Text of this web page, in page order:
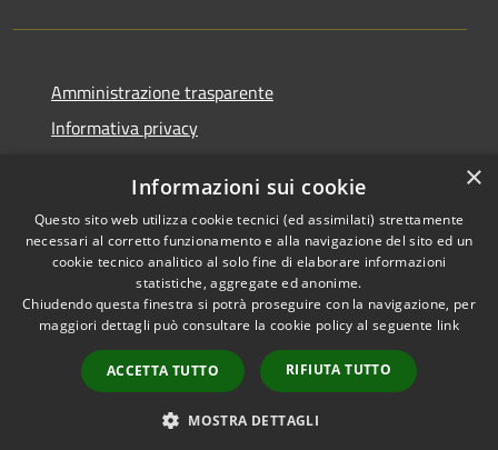
Amministrazione trasparente
Informativa privacy
Dichiarazione di accessibilità
RSS
Accessibilità
Copyright © 2026 • Comune di
Vaprio d'Adda • Powered by
Municipium•
Accesso
redazione
×
Informazioni sui cookie
Questo sito web utilizza cookie tecnici (ed assimilati) strettamente
necessari al corretto funzionamento e alla navigazione del sito ed un
cookie tecnico analitico al solo fine di elaborare informazioni
statistiche, aggregate ed anonime.
Chiudendo questa finestra si potrà proseguire con la navigazione, per
maggiori dettagli può consultare la cookie policy al seguente link
ACCETTA TUTTO RIFIUTA TUTTO
MOSTRA DETTAGLI